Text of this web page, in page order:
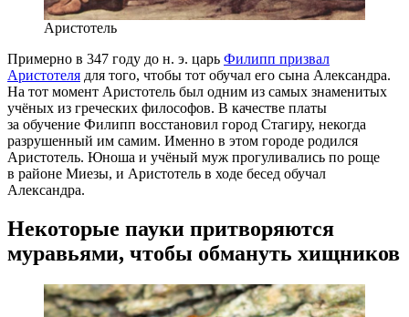
Аристотель
Примерно в 347 году до н. э. царь Филипп призвал
Аристотеля для того, чтобы тот обучал его сына Александра.
На тот момент Аристотель был одним из самых знаменитых
учёных из греческих философов. В качестве платы
за обучение Филипп восстановил город Стагиру, некогда
разрушенный им самим. Именно в этом городе родился
Аристотель. Юноша и учёный муж прогуливались по роще
в районе Миезы, и Аристотель в ходе бесед обучал
Александра.
Некоторые пауки притворяются
муравьями, чтобы обмануть хищников